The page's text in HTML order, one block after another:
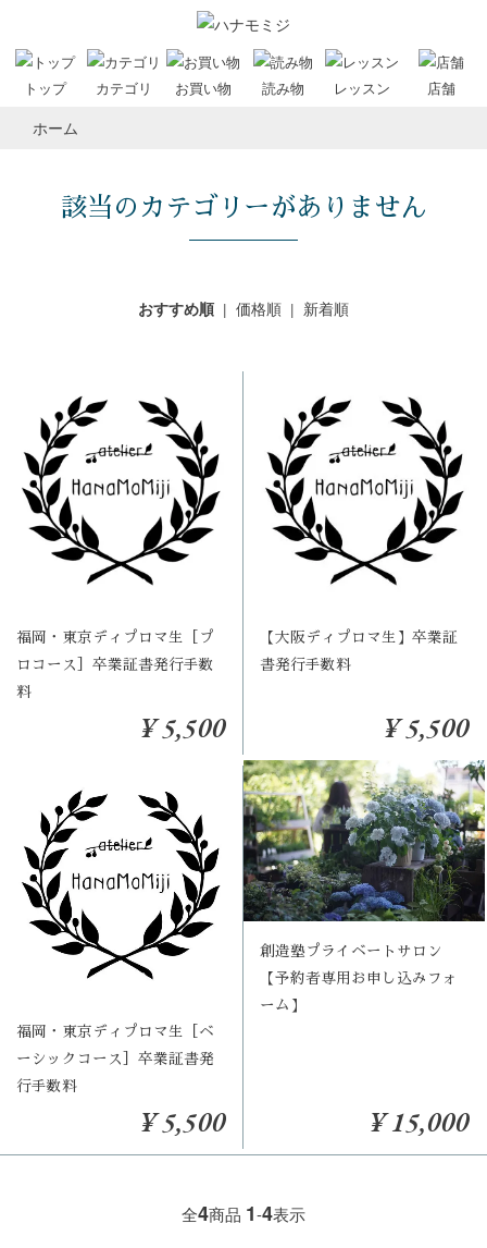
トップ カテゴリ お買い物 読み物 レッスン 店舗
ホーム
該当のカテゴリーがありません
おすすめ順 | 価格順 | 新着順
福岡・東京ディプロマ生［プ
ロコース］卒業証書発行手数
料
¥ 5,500
【大阪ディプロマ生】卒業証
書発行手数料
¥ 5,500
福岡・東京ディプロマ生［ベ
ーシックコース］卒業証書発
行手数料
¥ 5,500
創造塾プライベートサロン
【予約者専用お申し込みフォ
ーム】
¥ 15,000
全4商品 1-4表示